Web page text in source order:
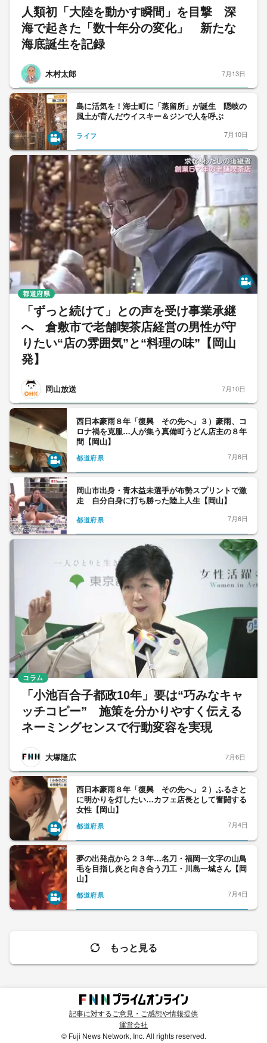
人類初「大陸を動かす瞬間」を目撃 深
海で起きた「数十年分の変化」 新たな
海底誕生を記録
木村太郎 7月13日
島に活気を！海士町に「蒸留所」が誕生 隠岐の
風土が育んだウイスキー＆ジンで人を呼ぶ
ライフ 7月10日
「ずっと続けて」との声を受け事業承継
へ 倉敷市で老舗喫茶店経営の男性が守
りたい“店の雰囲気”と“料理の味”【岡山
発】
岡山放送
都道府県
7月10日
西日本豪雨８年「復興 その先へ」３）豪雨、コ
ロナ禍を克服…人が集う真備町うどん店主の８年
間【岡山】
都道府県
7月6日
岡山市出身・青木益未選手が布勢スプリントで激
走 自分自身に打ち勝った陸上人生【岡山】
都道府県 7月6日
「小池百合子都政10年」要は“巧みなキャ
ッチコピー” 施策を分かりやすく伝える
ネーミングセンスで行動変容を実現
大塚隆広
コラム
7月6日
西日本豪雨８年「復興 その先へ」２）ふるさと
に明かりを灯したい…カフェ店長として奮闘する
女性【岡山】
都道府県
7月4日
夢の出発点から２３年…名刀・福岡一文字の山鳥
毛を目指し炎と向き合う刀工・川島一城さん【岡
山】
都道府県
7月4日
もっと見る
記事に対するご意見・ご感想や情報提供
運営会社
© Fuji News Network, Inc. All rights reserved.